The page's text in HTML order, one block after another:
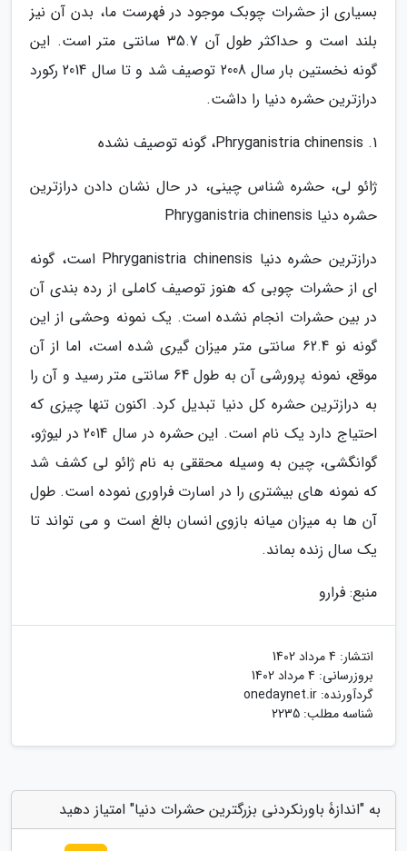
بسیاری از حشرات چوبک موجود در فهرست ما، بدن آن نیز
بلند است و حداکثر طول آن 35.7 سانتی متر است. این
گونه نخستین بار سال 2008 توصیف شد و تا سال 2014 رکورد
درازترین حشره دنیا را داشت.
1. Phryganistria chinensis، گونه توصیف نشده
ژائو لی، حشره شناس چینی، در حال نشان دادن درازترین
حشره دنیا Phryganistria chinensis
درازترین حشره دنیا Phryganistria chinensis است، گونه
ای از حشرات چوبی که هنوز توصیف کاملی از رده بندی آن
در بین حشرات انجام نشده است. یک نمونه وحشی از این
گونه نو 62.4 سانتی متر میزان گیری شده است، اما از آن
موقع، نمونه پرورشی آن به طول 64 سانتی متر رسید و آن را
به درازترین حشره کل دنیا تبدیل کرد. اکنون تنها چیزی که
احتیاج دارد یک نام است. این حشره در سال 2014 در لیوژو،
گوانگشی، چین به وسیله محققی به نام ژائو لی کشف شد
که نمونه های بیشتری را در اسارت فراوری نموده است. طول
آن ها به میزان میانه بازوی انسان بالغ است و می تواند تا
یک سال زنده بماند.
منبع: فرارو
انتشار: 4 مرداد 1402
بروزرسانی: 4 مرداد 1402
گردآورنده: onedaynet.ir
شناسه مطلب: 2235
به "اندازۀ باورنکردنی بزرگترین حشرات دنیا" امتیاز دهید